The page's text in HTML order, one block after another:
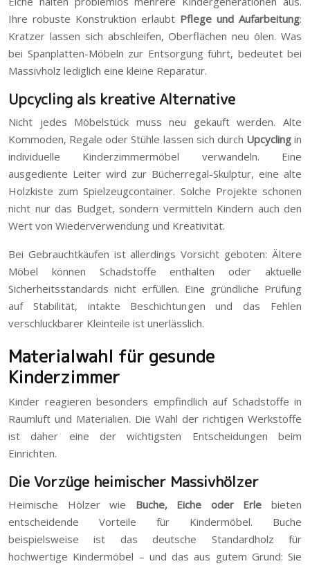
Ihre robuste Konstruktion erlaubt Pflege und Aufarbeitung:
Kratzer lassen sich abschleifen, Oberflächen neu ölen. Was
bei Spanplatten-Möbeln zur Entsorgung führt, bedeutet bei
Massivholz lediglich eine kleine Reparatur.
Upcycling als kreative Alternative
Nicht jedes Möbelstück muss neu gekauft werden. Alte
Kommoden, Regale oder Stühle lassen sich durch Upcyclingin
individuelle Kinderzimmermöbel verwandeln. Eine
ausgediente Leiter wird zur Bücherregal-Skulptur, eine alte
Holzkiste zum Spielzeugcontainer. Solche Projekte schonen
nicht nur das Budget, sondern vermitteln Kindern auch den
Wert von Wiederverwendung und Kreativität.
Bei Gebrauchtkäufen ist allerdings Vorsicht geboten: Ältere
Möbel können Schadstoffe enthalten oder aktuelle
Sicherheitsstandards nicht erfüllen. Eine gründliche Prüfung
auf Stabilität, intakte Beschichtungen und das Fehlen
verschluckbarer Kleinteile ist unerlässlich.
Materialwahl für gesunde
Kinderzimmer
Kinder reagieren besonders empfindlich auf Schadstoffe in
Raumluft und Materialien. Die Wahl der richtigen Werkstoffe
ist daher eine der wichtigsten Entscheidungen beim
Einrichten.
Die Vorzüge heimischer Massivhölzer
Heimische Hölzer wie Buche, Eiche oder Erle bieten
entscheidende Vorteile für Kindermöbel. Buche
beispielsweise ist das deutsche Standardholz für
hochwertige Kindermöbel – und das aus gutem Grund: Sie